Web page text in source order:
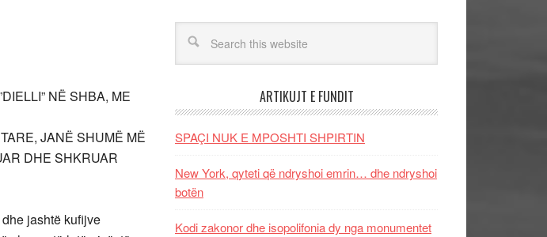
NË SHBA, ME
JANË SHUMË MË
DHE SHKRUAR
jashtë kufijve
ARTIKUJT E FUNDIT
SPAÇI NUK E MPOSHTI SHPIRTIN
New York, qyteti që ndryshoi emrin… dhe ndryshoi
botën
Kodi zakonor dhe isopolifonia dy nga monumentet